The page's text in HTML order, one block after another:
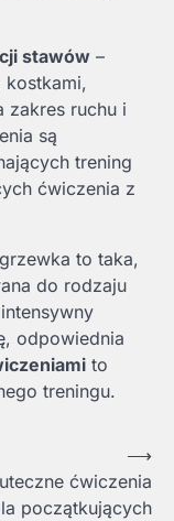
stawów –
kostkami,
zakres ruchu i
są
trening
ćwiczenia z
to taka,
do rodzaju
odpowiednia
to
treningu.
ćwiczenia
początkujących
⟶